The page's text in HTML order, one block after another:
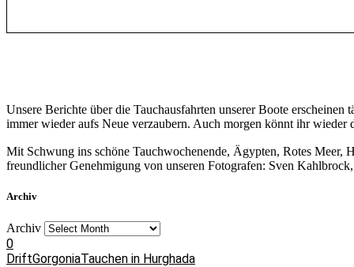
Unsere Berichte über die Tauchausfahrten unserer Boote
immer wieder aufs Neue verzaubern. Auch morgen könnt ihr wieder
Mit Schwung ins schöne Tauchwochenende, Ägypten, Rotes Meer,
freundlicher Genehmigung von unseren Fotografen: Sven
Archiv
Archiv
0
DriftGorgoniaTauchen in Hurghada